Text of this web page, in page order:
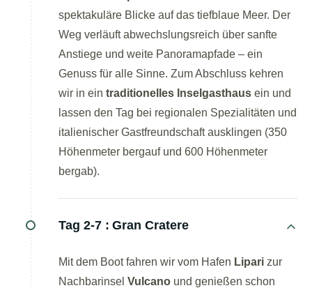
spektakuläre Blicke auf das tiefblaue Meer. Der
Weg verläuft abwechslungsreich über sanfte
Anstiege und weite Panoramapfade – ein
Genuss für alle Sinne. Zum Abschluss kehren
wir in ein traditionelles Inselgasthaus ein und
lassen den Tag bei regionalen Spezialitäten und
italienischer Gastfreundschaft ausklingen (350
Höhenmeter bergauf und 600 Höhenmeter
bergab).
Tag 2-7 : Gran Cratere
Mit dem Boot fahren wir vom Hafen Lipari zur
Nachbarinsel Vulcano und genießen schon